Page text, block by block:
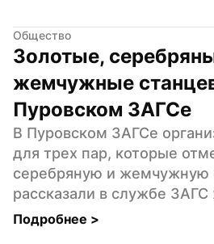
Общество
Золотые,
жемчужные
Пуровском ЗАГСе
В Пуровском ЗАГСе
для трех пар, которые
серебряную и жемчужную
рассказали в службе
Подробнее >